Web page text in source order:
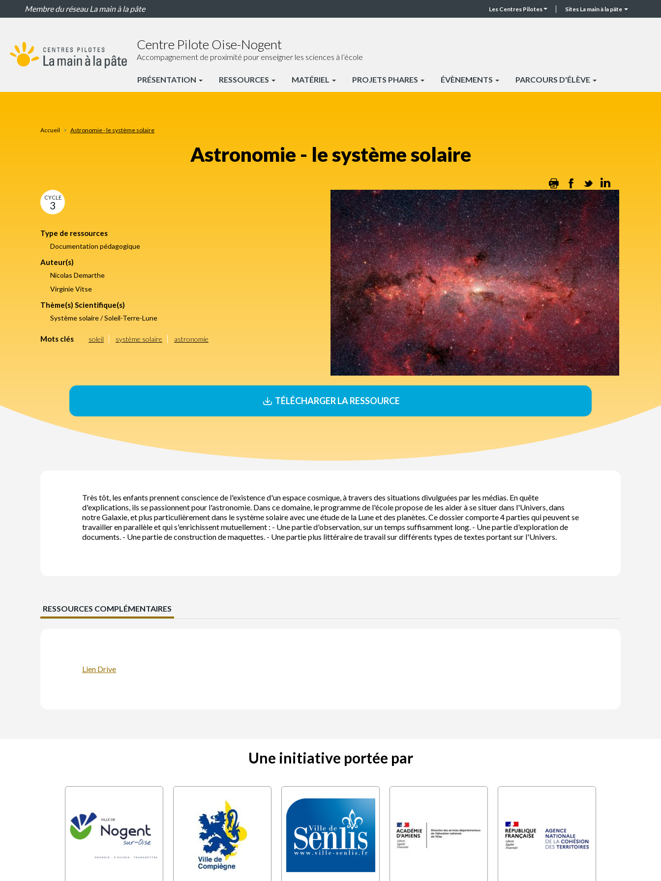
Astronomie
solaire
Membre du réseau La main à la pâte
CP
Les Centres Pilotes Sites La main à la pâte
Centre Pilote Oise-Nogent
Accompagnement de proximité pour enseigner les sciences à l’école
CP
sur-
PRÉSENTATION RESSOURCES MATÉRIEL PROJETS PHARES ÉVÈNEMENTS PARCOURS D'ÉLÈVE
Accueil Astronomie - le système solaire
Astronomie - le système solaire
Print Facebook
Twitter
CYCLE
3
Type de ressources
Documentation pédagogique
Auteur(s)
Nicolas Demarthe
Virginie Vitse
Thème(s) Scientifique(s)
Système solaire / Soleil-Terre-Lune
Mots clés soleil système solaire astronomie
TÉLÉCHARGER LA RESSOURCE
Très tôt, les enfants prennent conscience de l'existence d'un espace cosmique, à travers des situations divulguées par les médias. En quête
d'explications, ils se passionnent pour l'astronomie. Dans ce domaine, le programme de l'école propose de les aider à se situer dans l'Univers, dans
notre Galaxie, et plus particulièrement dans le système solaire avec une étude de la Lune et des planètes. Ce dossier comporte 4 parties qui peuvent se
travailler en parallèle et qui s'enrichissent mutuellement : - Une partie d'observation, sur un temps suffisamment long. - Une partie d'exploration de
documents. - Une partie de construction de maquettes. - Une partie plus littéraire de travail sur différents types de textes portant sur l'Univers.
RESSOURCES COMPLÉMENTAIRES
Lien Drive
Une initiative portée par